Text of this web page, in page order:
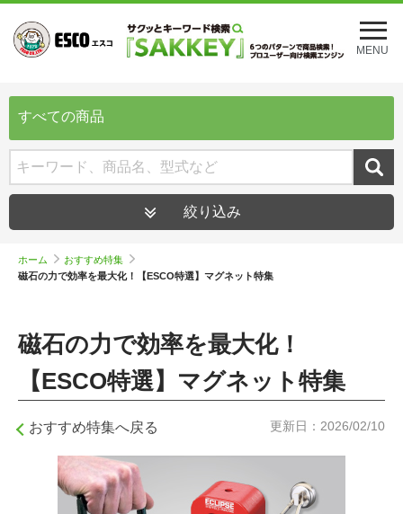
メ
ニ
ュ
を
MENU
すべての商品
絞り込み
ホーム
おすすめ特集
磁石の力で効率を最大化！【ESCO特選】マグネット特集
磁石の力で効率を最大化！
【ESCO特選】マグネット特集
おすすめ特集へ戻る 更新日：2026/02/10